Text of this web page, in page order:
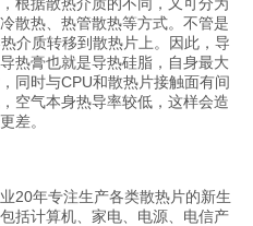
散热、热管散热等方式。不管是
介质转移到散热片上。因此，导
热膏也就是导热硅脂，自身最大
同时与CPU和散热片接触面有间
空气本身热导率较低，这样会造
差。
20年专注生产各类散热片的新生
括计算机、家电、电源、电信产